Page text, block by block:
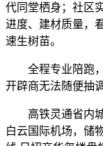
代同堂栖身；社区
进度、建材质量，
速生树苗。
全程专业陪跑，
开辟商无法随便抽
高铁灵通省内城
白云国际机场，储